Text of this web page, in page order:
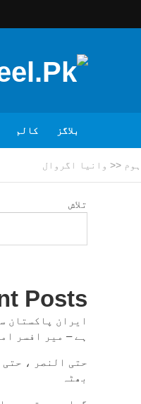
بلاگز کالم
ہوم << وانیا اگروال
تلاش
Posts
ایران پاکستان
ہے – میر افسر
حتی النصر ، حتی
بھٹہ